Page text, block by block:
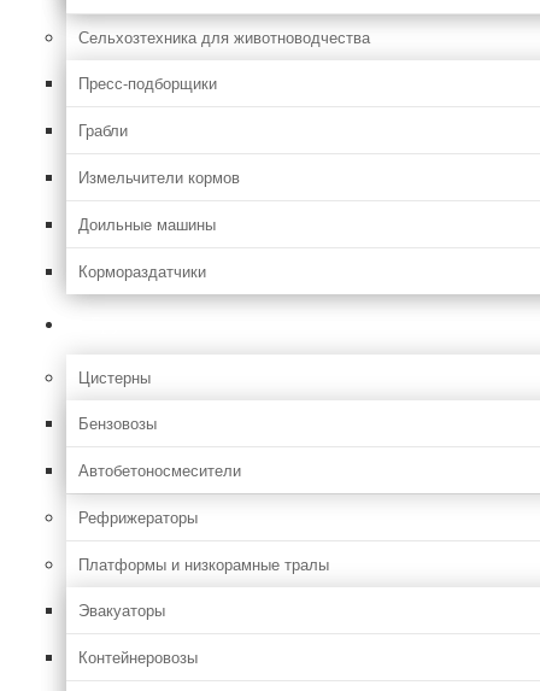
Сельхозтехника для животноводчества
Пресс-подборщики
Грабли
Измельчители кормов
Доильные машины
Кормораздатчики
Цистерны
Бензовозы
Автобетоносмесители
Рефрижераторы
Платформы и низкорамные тралы
Эвакуаторы
Контейнеровозы